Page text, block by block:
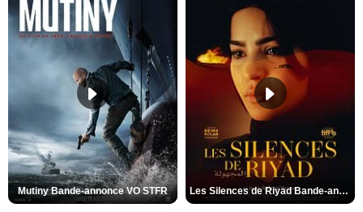
Mutiny Bande-annonce VO STFR Les Silences de Riyad Bande-annonce VO STFR